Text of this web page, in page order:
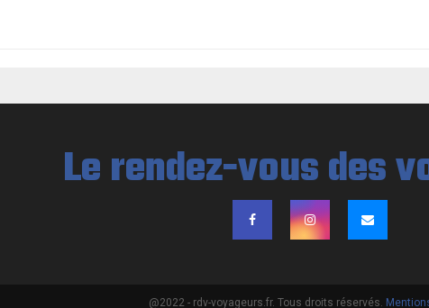
@2022 - rdv-voyageurs.fr. Tous droits réservés.